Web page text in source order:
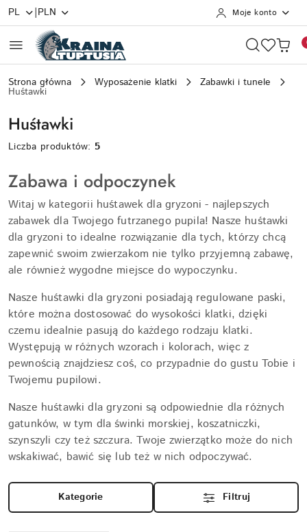
Przejdź do treści głównej
Przejdź do wyszukiwarki
Przejdź do moje konto
Przejdź do menu głównego
Przejdź do stopki
PL |PLN Moje konto
Strona główna Wyposażenie klatki Zabawki i tunele
Huśtawki
Huśtawki
Liczba produktów:5
Zabawa i odpoczynek
Witaj w kategorii huśtawek dla gryzoni - najlepszych
zabawek dla Twojego futrzanego pupila! Nasze huśtawki
dla gryzoni to idealne rozwiązanie dla tych, którzy chcą
zapewnić swoim zwierzakom nie tylko przyjemną zabawę,
ale również wygodne miejsce do wypoczynku.
Nasze huśtawki dla gryzoni posiadają regulowane paski,
które można dostosować do wysokości klatki, dzięki
czemu idealnie pasują do każdego rodzaju klatki.
Występują w różnych wzorach i kolorach, więc z
pewnością znajdziesz coś, co przypadnie do gustu Tobie i
Twojemu pupilowi.
Nasze huśtawki dla gryzoni są odpowiednie dla różnych
gatunków, w tym dla świnki morskiej, koszatniczki,
szynszyli czy też szczura. Twoje zwierzątko może do nich
wskakiwać, bawić się lub też w nich odpoczywać.
Kategorie Filtruj